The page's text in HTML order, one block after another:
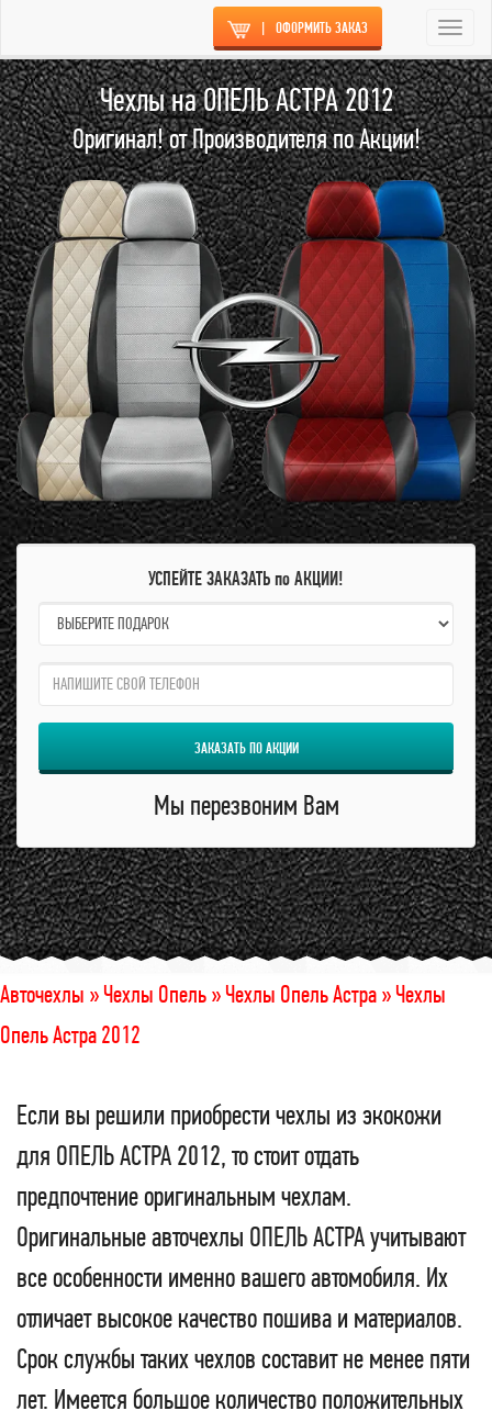
| ОФОРМИТЬ ЗАКАЗ
Чехлы на ОПЕЛЬ АСТРА 2012
Оригинал! от Производителя по Акции!
УСПЕЙТЕ ЗАКАЗАТЬ по АКЦИИ!
name:
qzw:
ЗАКАЗАТЬ ПО АКЦИИ
Мы перезвоним Вам
Авточехлы »Чехлы Опель »Чехлы Опель Астра »Чехлы
Опель Астра 2012
Если вы решили приобрести чехлы из экокожи
для ОПЕЛЬ АСТРА 2012, то стоит отдать
предпочтение оригинальным чехлам.
Оригинальные авточехлы ОПЕЛЬ АСТРА учитывают
все особенности именно вашего автомобиля. Их
отличает высокое качество пошива и материалов.
Срок службы таких чехлов составит не менее пяти
лет. Имеется большое количество положительных